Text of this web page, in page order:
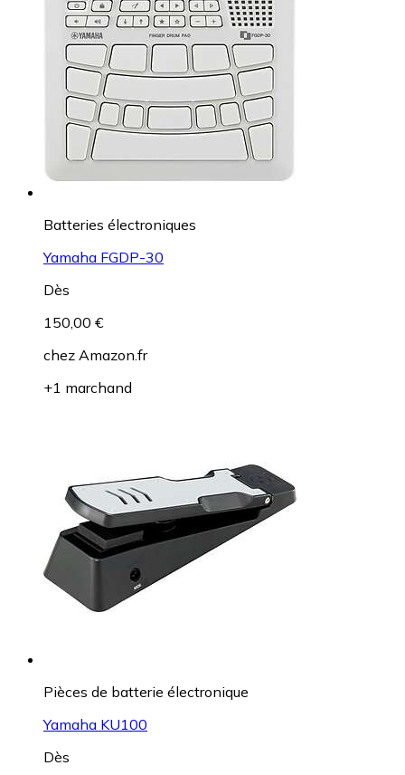
Batteries électroniques
Yamaha FGDP-30
Dès
150,00 €
chez Amazon.fr
+1 marchand
Pièces de batterie électronique
Yamaha KU100
Dès